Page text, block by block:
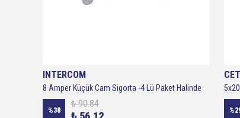
INTERCOM
8 Amper Küçük Cam Sigorta -4 Lü Paket Halinde
%38
₺ 90.84
%